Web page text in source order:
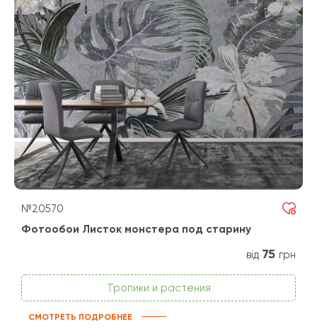
№20570
Фотообои Листок монстера под старину
від 75 грн
Тропики и растения
СМОТРЕТЬ ПОДРОБНЕЕ